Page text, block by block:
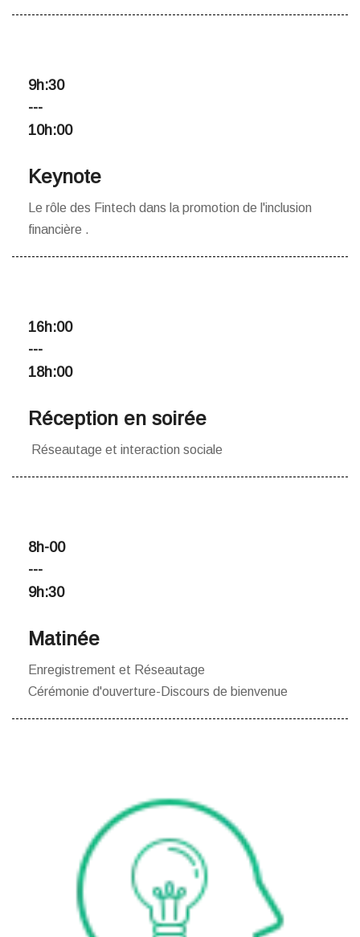
9h:30
---
10h:00
Keynote
Le rôle des Fintech dans la promotion de l'inclusion
financière .
16h:00
---
18h:00
Réception en soirée
Réseautage et interaction sociale
8h-00
---
9h:30
Matinée
Enregistrement et Réseautage
Cérémonie d'ouverture-Discours de bienvenue